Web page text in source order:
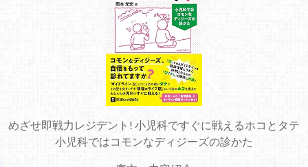
めざせ即戦力レジデント! 小児科ですぐに戦えるホコとタテ
小児科ではコモンなディジーズの診かた